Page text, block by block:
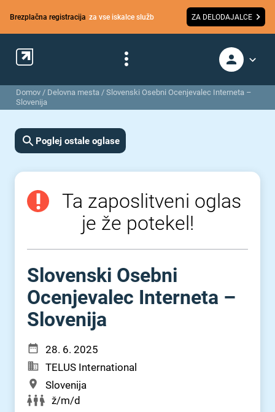
Brezplačna registracija za vse iskalce služb ZA DELODAJALCE
Domov / Delovna mesta / Slovenski Osebni Ocenjevalec Interneta –
Slovenija
Poglej ostale oglase
Ta zaposlitveni oglas
je že potekel!
Slovenski Osebni
Ocenjevalec Interneta –
Slovenija
28. 6. 2025
TELUS International
Slovenija
ž/m/d